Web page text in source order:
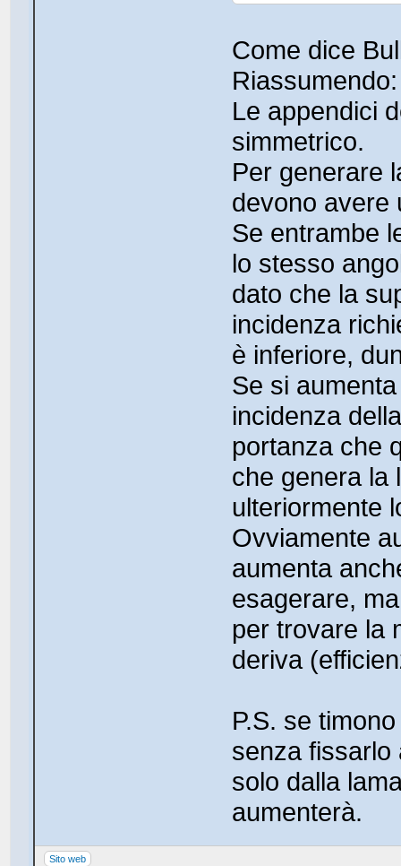
Come dice
Riassumendo:
Le appendici
simmetrico.
Per generare
devono avere
Se entrambe
lo stesso
dato che la
incidenza
è inferiore,
Se si
incidenza
portanza che
che genera la
ulteriormente
Ovviamente
aumenta
esagerare,
per trovare la
deriva
P.S. se
senza fissarlo
solo dalla
aumenterà.
Sito web